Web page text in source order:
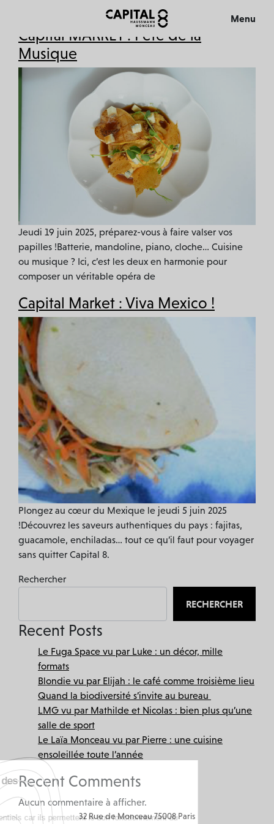
L’IMMEUBLE
L’EXPÉRIENCE
VISITE 360°
MÉCÉNAT
ACTUALITÉS
Menu
Saveurs
Capital MARKET : Fête de la
Musique
Jeudi 19 juin 2025, préparez-vous à faire valser vos
papilles !Batterie, mandoline, piano, cloche… Cuisine
ou musique ? Ici, c’est les deux en harmonie pour
composer un véritable opéra de
Capital Market : Viva Mexico !
Plongez au cœur du Mexique le jeudi 5 juin 2025
!Découvrez les saveurs authentiques du pays : fajitas,
guacamole, enchiladas… tout ce qu’il faut pour voyager
sans quitter Capital 8.
Rechercher
RECHERCHER
Recent Posts
Le Fuga Space vu par Luke : un décor, mille
formats
Blondie vu par Elijah : le café comme troisième lieu
Quand la biodiversité s’invite au bureau
LMG vu par Mathilde et Nicolas : bien plus qu’une
salle de sport
Le Laïa Monceau vu par Pierre : une cuisine
ensoleillée toute l’année
Recent Comments
Aucun commentaire à afficher.
32 Rue de Monceau 75008 Paris
Ce site utilise des
cookies
Certains sont essentiels car ils permettent le bon fonctionnement du